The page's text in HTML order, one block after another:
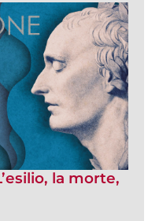
la morte,